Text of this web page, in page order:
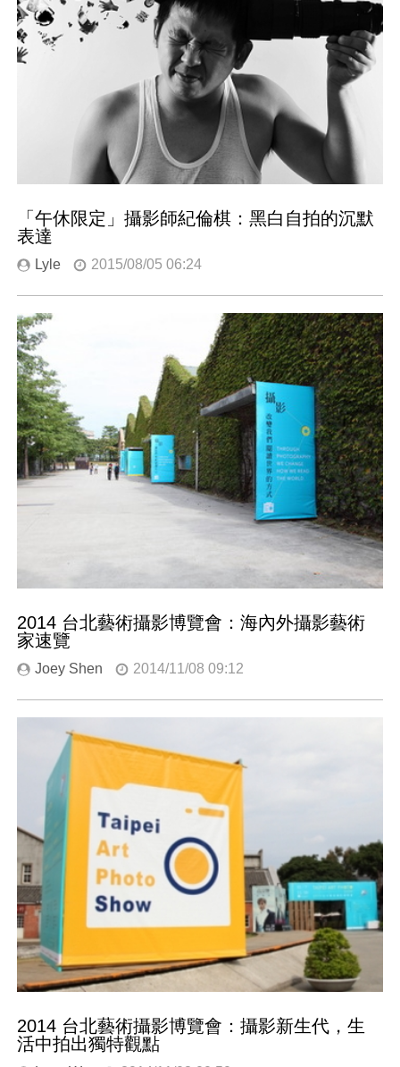
「午休限定」攝影師紀倫棋：黑白自拍的沉默
表達
Lyle 2015/08/05 06:24
2014 台北藝術攝影博覽會：海內外攝影藝術
家速覽
Joey Shen 2014/11/08 09:12
2014 台北藝術攝影博覽會：攝影新生代，生
活中拍出獨特觀點